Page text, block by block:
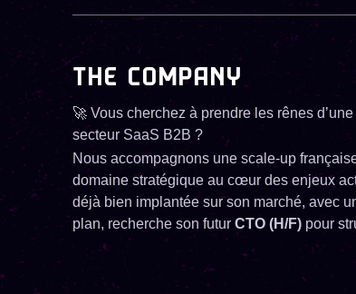
THE COMPANY
🚀 Vous cherchez à prendre les rênes
secteur SaaS B2B ?
Nous accompagnons une scale-up
domaine stratégique au cœur des enjeux
déjà bien implantée sur son marché, avec
plan, recherche son futur CTO (H/F)pour